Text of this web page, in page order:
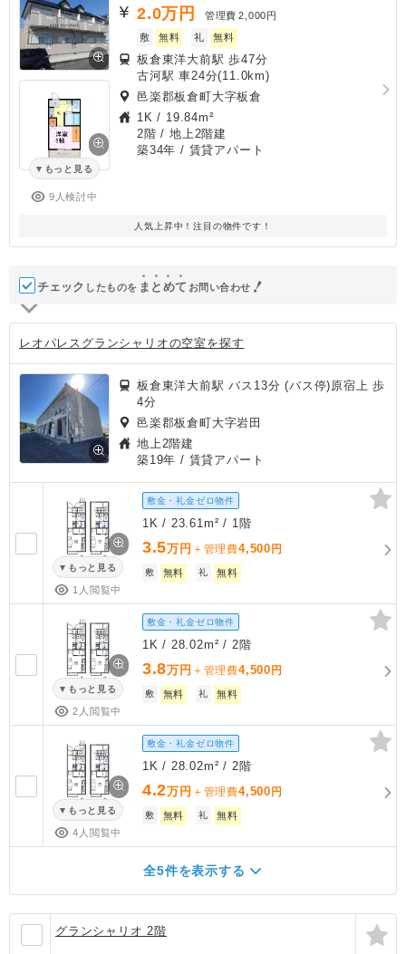
もっと見る
9人検討中
2.0万円 管理費 2,000円
敷
無料 礼 無料
板倉東洋大前駅 歩47分
古河駅 車24分(11.0km)
邑楽郡板倉町大字板倉
1K / 19.84m²
2階 / 地上2階建
築34年 / 賃貸アパート
人気上昇中！注目の物件です！
チェック したものを ま と めて お問い合わせ
レオパレスグランシャリオの空室を探す
板倉東洋大前駅 バス13分 (バス停)原宿上 歩
4分
邑楽郡板倉町大字岩田
地上2階建
築19年 / 賃貸アパート
もっと見る
1人閲覧中
敷金・礼金ゼロ物件
1K / 23.61m² / 1階
3.5万円 ＋管理費4,500 円
敷 無料 礼 無料
もっと見る
2人閲覧中
敷金・礼金ゼロ物件
1K / 28.02m² / 2階
3.8万円 ＋管理費4,500 円
敷 無料 礼 無料
もっと見る
4人閲覧中
敷金・礼金ゼロ物件
1K / 28.02m² / 2階
4.2万円 ＋管理費4,500 円
敷 無料 礼 無料
全5件を表示する
グランシャリオ 2階